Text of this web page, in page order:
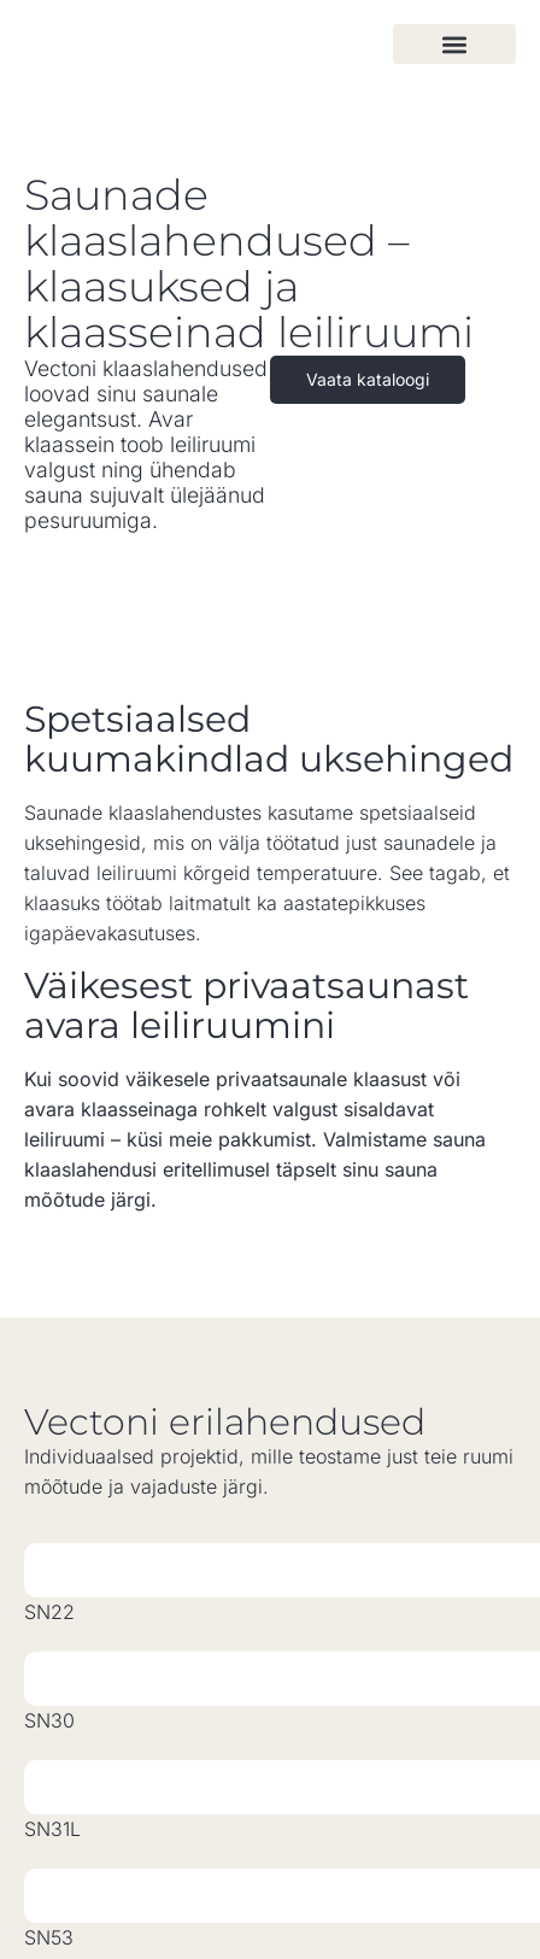
Saunade
klaaslahendused –
klaasuksed ja
klaasseinad leiliruumi
Vectoni klaaslahendused
loovad sinu saunale
elegantsust. Avar
klaassein toob leiliruumi
valgust ning ühendab
sauna sujuvalt ülejäänud
pesuruumiga.
Vaata kataloogi
Spetsiaalsed
kuumakindlad uksehinged
Saunade klaaslahendustes kasutame spetsiaalseid
uksehingesid, mis on välja töötatud just saunadele ja
taluvad leiliruumi kõrgeid temperatuure. See tagab, et
klaasuks töötab laitmatult ka aastatepikkuses
igapäevakasutuses.
Väikesest privaatsaunast
avara leiliruumini
Kui soovid väikesele privaatsaunale klaasust või
avara klaasseinaga rohkelt valgust sisaldavat
leiliruumi – küsi meie pakkumist. Valmistame sauna
klaaslahendusi eritellimusel täpselt sinu sauna
mõõtude järgi.
Vectoni erilahendused
Individuaalsed projektid, mille teostame just teie ruumi
mõõtude ja vajaduste järgi.
SN22
SN30
SN31L
SN53